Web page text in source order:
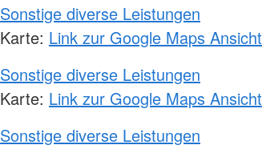
Sonstige diverse Leistungen
Karte: Link zur Google Maps Ansicht
Sonstige diverse Leistungen
Karte: Link zur Google Maps Ansicht
Sonstige diverse Leistungen